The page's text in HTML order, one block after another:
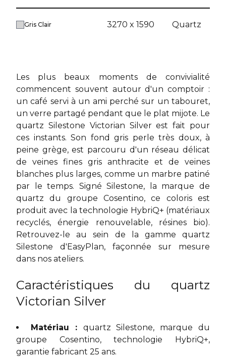
Gris Clair 3270 x 1590 Quartz
Les plus beaux moments de convivialité
commencent souvent autour d'un comptoir :
un café servi à un ami perché sur un tabouret,
un verre partagé pendant que le plat mijote. Le
quartz Silestone Victorian Silver est fait pour
ces instants. Son fond gris perle très doux, à
peine grège, est parcouru d'un réseau délicat
de veines fines gris anthracite et de veines
blanches plus larges, comme un marbre patiné
par le temps. Signé Silestone, la marque de
quartz du groupe Cosentino, ce coloris est
produit avec la technologie HybriQ+ (matériaux
recyclés, énergie renouvelable, résines bio).
Retrouvez-le au sein de la gamme quartz
Silestone d'EasyPlan, façonnée sur mesure
dans nos ateliers.
Caractéristiques du quartz
Victorian Silver
Matériau : quartz Silestone, marque du
groupe Cosentino, technologie HybriQ+,
garantie fabricant 25 ans.